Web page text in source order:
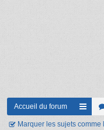
Accueil du forum
ac
Marquer les sujets comme